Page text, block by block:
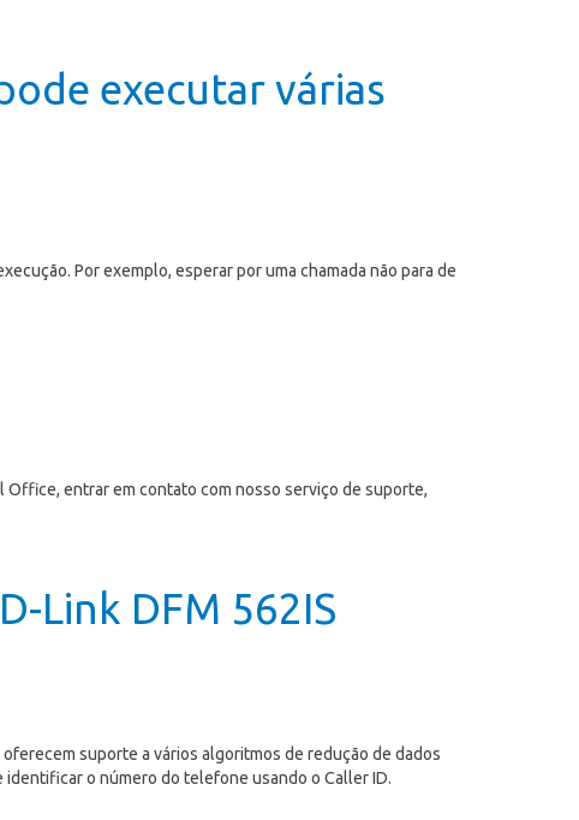
executar várias
Por exemplo, esperar por uma chamada não para de
entrar em contato com nosso serviço de suporte,
Link DFM 562IS
suporte a vários algoritmos de redução de dados
identificar o número do telefone usando o Caller ID.